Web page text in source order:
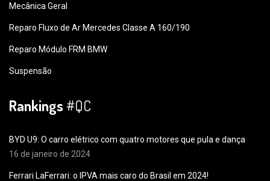
Mecânica Geral
Reparo Fluxo de Ar Mercedes Classe A 160/190
Reparo Módulo FRM BMW
Suspensão
Rankings #QC
BYD U9: O carro elétrico com quatro motores que pula e dança
16 de janeiro de 2024
Ferrari LaFerrari: o IPVA mais caro do Brasil em 2024!